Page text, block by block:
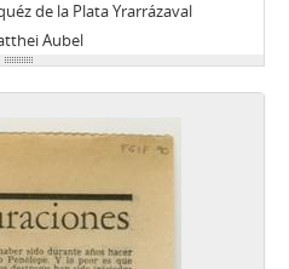
de la Plata Yrarrázaval
Aubel